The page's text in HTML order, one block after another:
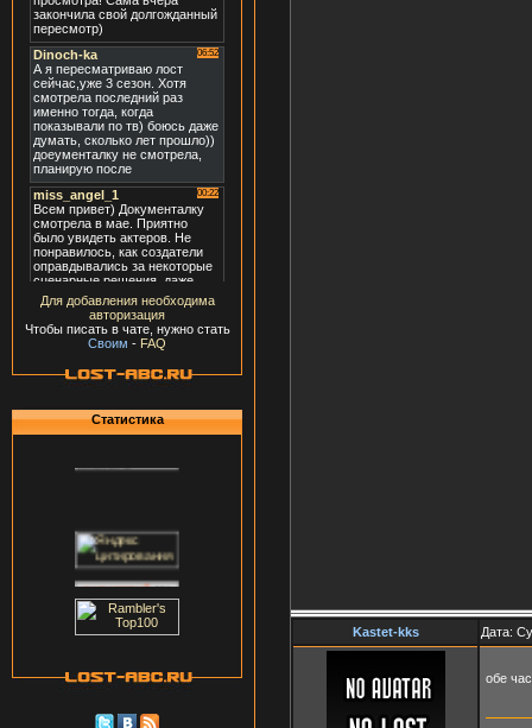
Для добавления необходима
авторизация
Чтобы писать в чате, нужно стать
Своим - FAQ
Статистика
Kastet-kks Дата:
обе